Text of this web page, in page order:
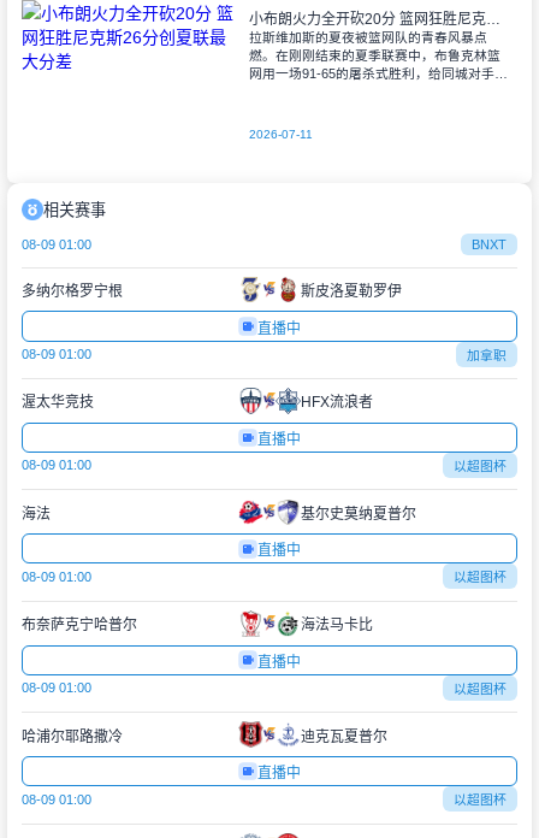
小布朗火力全开砍20分 篮网狂胜尼克斯26分创夏联最大分差
拉斯维加斯的夏夜被篮网队的青春风暴点
燃。在刚刚结束的夏季联赛中，布鲁克林篮
网用一场91-65的屠杀式胜利，给同城对手尼
2026-07-11
相关赛事
08-09 01:00 BNXT
多纳尔格罗宁根 斯皮洛夏勒罗伊
直播中
08-09 01:00 加拿职
渥太华竞技 HFX流浪者
直播中
08-09 01:00 以超图杯
海法 基尔史莫纳夏普尔
直播中
08-09 01:00 以超图杯
布奈萨克宁哈普尔 海法马卡比
直播中
08-09 01:00 以超图杯
哈浦尔耶路撒冷 迪克瓦夏普尔
直播中
08-09 01:00 以超图杯